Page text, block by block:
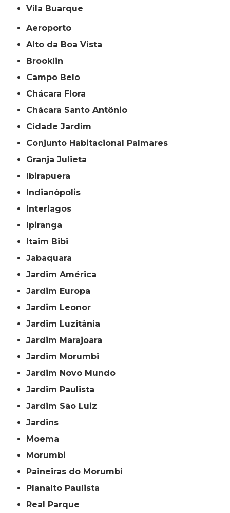
Vila Buarque
Aeroporto
Alto da Boa Vista
Brooklin
Campo Belo
Chácara Flora
Chácara Santo Antônio
Cidade Jardim
Conjunto Habitacional Palmares
Granja Julieta
Ibirapuera
Indianópolis
Interlagos
Ipiranga
Itaim Bibi
Jabaquara
Jardim América
Jardim Europa
Jardim Leonor
Jardim Luzitânia
Jardim Marajoara
Jardim Morumbi
Jardim Novo Mundo
Jardim Paulista
Jardim São Luiz
Jardins
Moema
Morumbi
Paineiras do Morumbi
Planalto Paulista
Real Parque